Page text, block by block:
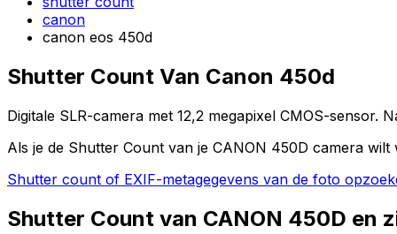
canon
canon eos 450d
Shutter Count Van Canon 450d
Digitale SLR-camera met 12,2 megapixel CMOS-
Als je de Shutter Count van je CANON 450D camera
Shutter count of EXIF-metagegevens van de foto
Shutter Count van CANON 450D en